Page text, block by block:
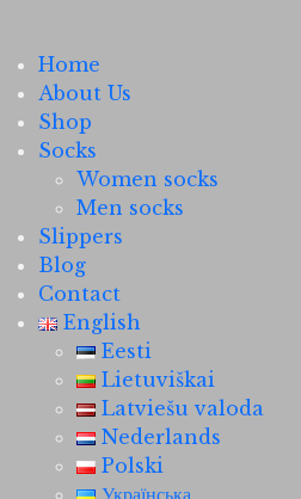
Home
About Us
Shop
Socks
Women socks
Men socks
Slippers
Blog
Contact
English
Eesti
Lietuviškai
Latviešu valoda
Nederlands
Polski
Українська